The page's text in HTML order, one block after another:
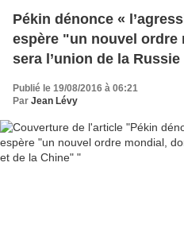
Pékin dénonce «
espère "un nouvel ordre
sera l’union de la
Publié le 19/08/2016 à 06:21
Par Jean Lévy